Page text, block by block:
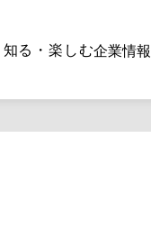
知る・楽しむ企業情報